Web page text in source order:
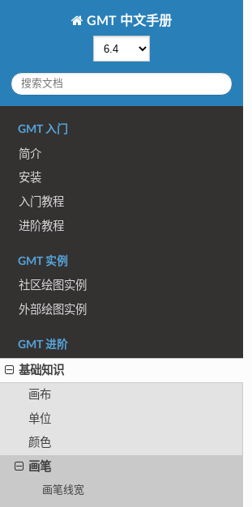
GMT 中文手册
GMT 入门
简介
安装
入门教程
进阶教程
GMT 实例
社区绘图实例
外部绘图实例
GMT 进阶
基础知识
画布
单位
颜色
画笔
画笔线宽